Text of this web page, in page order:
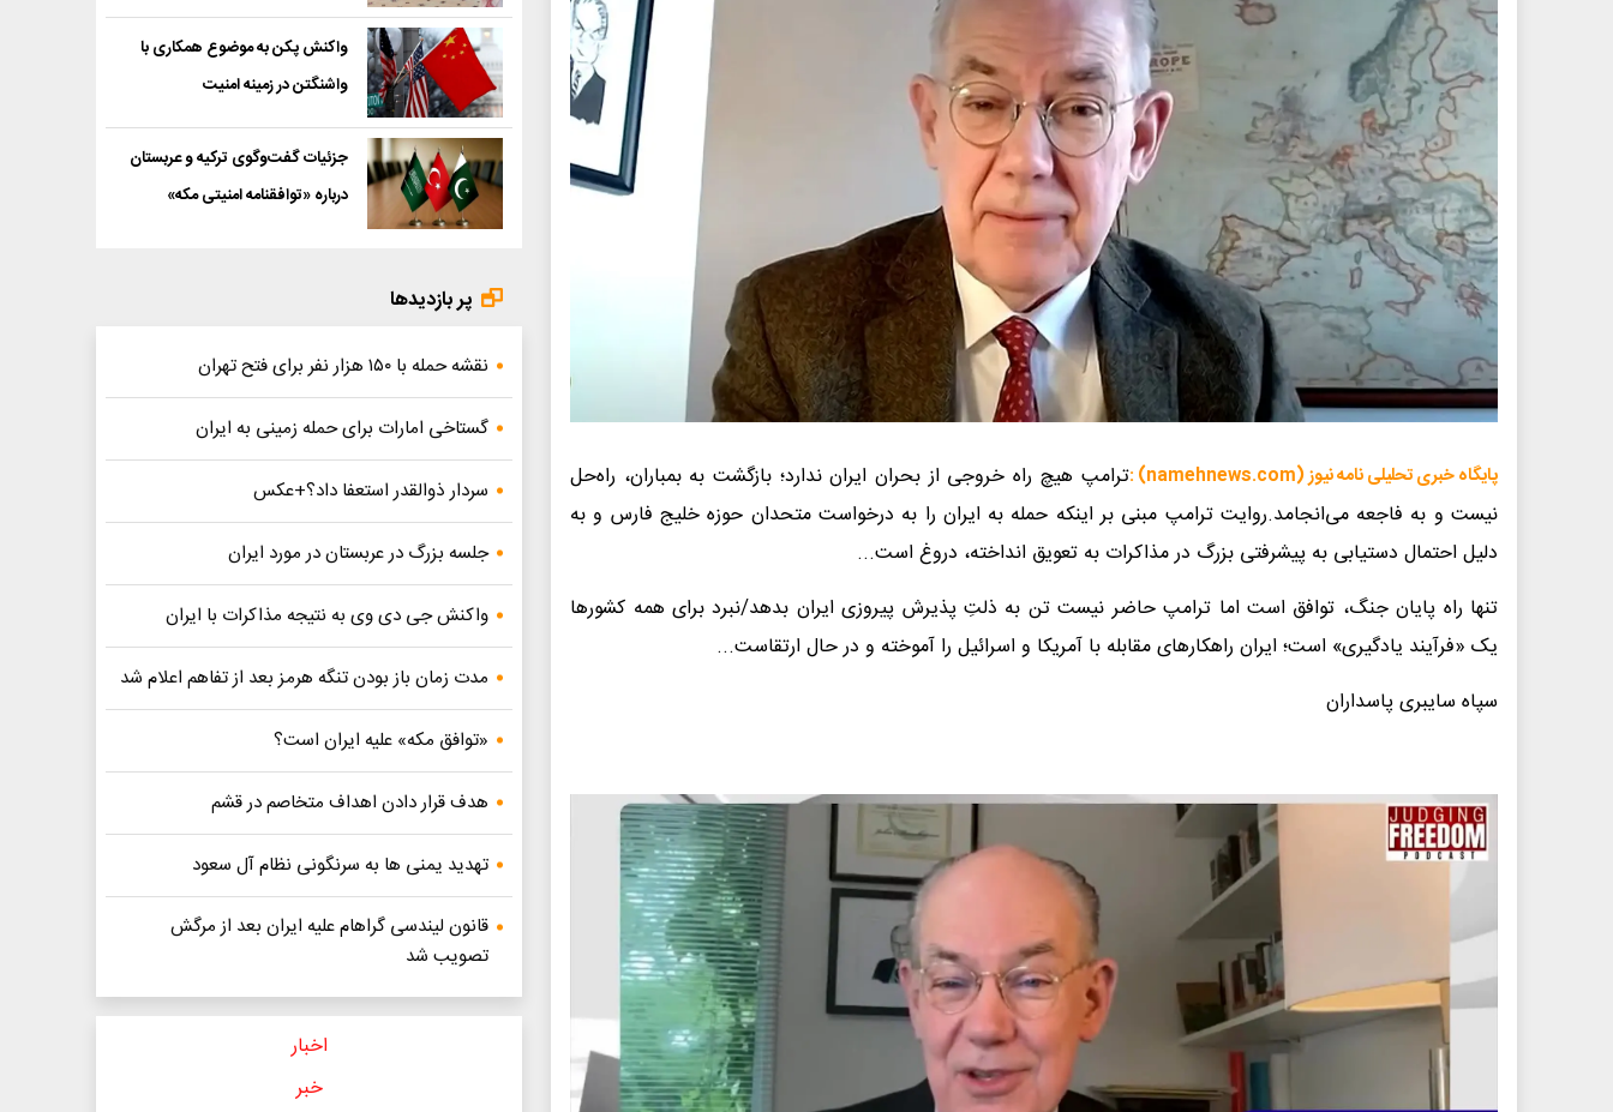
پایگاه خبری تحلیلی نامه نیوز (namehnews.com) :
ترامپ هیچ راه خروجی از بحران ایران ندارد؛ بازگشت به بمباران، راه‌حل
نیست و به فاجعه می‌انجامد.روایت ترامپ مبنی بر اینکه حمله به ایران را به درخواست متحدان حوزه خلیج فارس و به
دلیل احتمال دستیابی به پیشرفتی بزرگ در مذاکرات به تعویق انداخته، دروغ است...
تنها راه پایان جنگ، توافق است اما ترامپ حاضر نیست تن به ذلتِ پذیرش پیروزی ایران بدهد/نبرد برای همه کشورها
یک «فرآیند یادگیری» است؛ ایران راهکارهای مقابله با آمریکا و اسرائیل را آموخته و در حال ارتقاست...
سپاه سایبری پاسداران
واکنش پکن به موضوع همکاری با
واشنگتن در زمینه امنیت
جزئیات گفت‌وگوی ترکیه و عربستان
درباره «توافقنامه امنیتی مکه»
پر بازدیدها
نقشه حمله با ۱۵۰ هزار نفر برای فتح تهران
گستاخی امارات برای حمله زمینی به ایران
سردار ذوالقدر استعفا داد؟+عکس
جلسه بزرگ در عربستان در مورد ایران
واکنش جی دی وی به نتیجه مذاکرات با ایران
مدت زمان باز بودن تنگه هرمز بعد از تفاهم اعلام شد
«توافق مکه» علیه ایران است؟
هدف قرار دادن اهداف متخاصم در قشم
تهدید یمنی ها به سرنگونی نظام آل سعود
قانون لیندسی گراهام علیه ایران بعد از مرگش
تصویب شد
اخبار
خبر